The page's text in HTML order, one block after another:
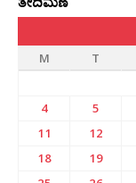
M
T
4
5
11
12
18
19